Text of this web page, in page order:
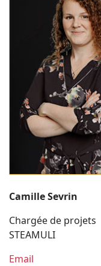
Camille Sevrin
Chargée de projets
STEAMULI
Email